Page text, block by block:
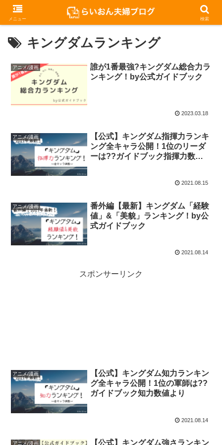
キングダムランキング
アニメ/漫画
誰が1番最強?キングダム総合力ラ
ンキング！by公式ガイドブック
2023.03.18
アニメ/漫画
【公式】キングダム指揮力ランキ
ング全キャラ公開！1位のリーダ
ーは??ガイドブック指揮力数値
2021.08.15
アニメ/漫画
番外編【最新】キングダム「経験
値」&「美貌」ランキング！by公
式ガイドブック
2021.08.14
スポンサーリンク
アニメ/漫画
【公式】キングダム知力ランキン
グ全キャラ公開！1位の軍師は??
ガイドブック知力数値より
2021.08.14
アニメ/漫画 【公式】キングダム強さランキン
メニュー 検索